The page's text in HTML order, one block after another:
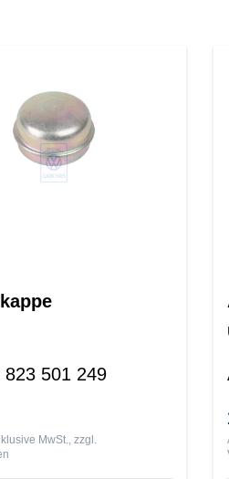
823 501 249
MwSt., zzgl.